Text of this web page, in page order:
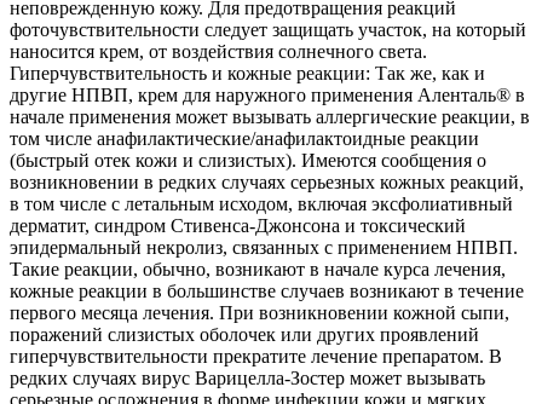
неповрежденную кожу. Для предотвращения реакций
фоточувствительности следует защищать участок, на который
наносится крем, от воздействия солнечного света.
Гиперчувствительность и кожные реакции: Так же, как и
другие НПВП, крем для наружного применения Аленталь® в
начале применения может вызывать аллергические реакции, в
том числе анафилактические/анафилактоидные реакции
(быстрый отек кожи и слизистых). Имеются сообщения о
возникновении в редких случаях серьезных кожных реакций,
в том числе с летальным исходом, включая эксфолиативный
дерматит, синдром Стивенса-Джонсона и токсический
эпидермальный некролиз, связанных с применением НПВП.
Такие реакции, обычно, возникают в начале курса лечения,
кожные реакции в большинстве случаев возникают в течение
первого месяца лечения. При возникновении кожной сыпи,
поражений слизистых оболочек или других проявлений
гиперчувствительности прекратите лечение препаратом. В
редких случаях вирус Варицелла-Зостер может вызывать